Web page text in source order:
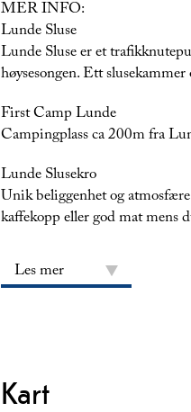
MER INFO:
Lunde Sluse
Lunde Sluse er et
høysesongen. Ett
First Camp Lunde
Campingplass ca 200m fra
Lunde Slusekro
Unik beliggenhet og
kaffekopp eller god mat mens
Les mer
Kart